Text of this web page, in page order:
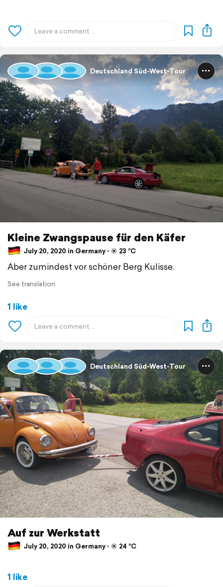
Deutschland Süd-West-Tour
Kleine Zwangspause für den Käfer
July 20, 2020 in Germany ⋅ ☀️ 23 °C
Aber zumindest vor schöner Berg Kulisse.
See translation
1 like
Deutschland Süd-West-Tour
Auf zur Werkstatt
July 20, 2020 in Germany ⋅ ☀️ 24 °C
1 like